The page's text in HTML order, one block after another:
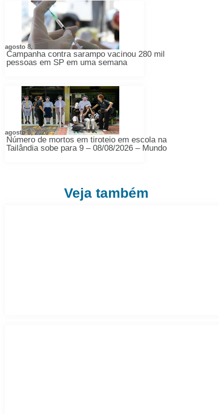
Campanha contra sarampo vacinou 280 mil
pessoas em SP em uma semana
agosto 8, 2026
Número de mortos em tiroteio em escola na
Tailândia sobe para 9 – 08/08/2026 – Mundo
agosto 8, 2026
Veja também